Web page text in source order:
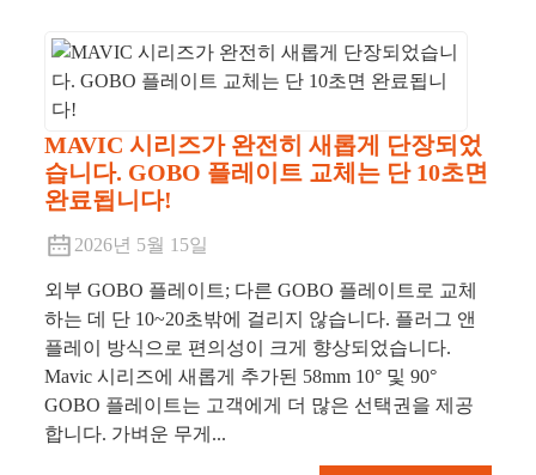
MAVIC 시리즈가 완전히 새롭게 단장되었
습니다. GOBO 플레이트 교체는 단 10초면
완료됩니다!
2026년 5월 15일
외부 GOBO 플레이트; 다른 GOBO 플레이트로 교체
하는 데 단 10~20초밖에 걸리지 않습니다. 플러그 앤
플레이 방식으로 편의성이 크게 향상되었습니다.
Mavic 시리즈에 새롭게 추가된 58mm 10° 및 90°
GOBO 플레이트는 고객에게 더 많은 선택권을 제공
합니다. 가벼운 무게...